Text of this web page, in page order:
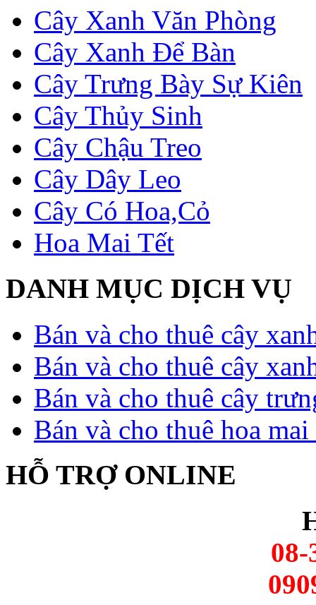
Cây Xanh Văn Phòng
Cây Xanh Để Bàn
Cây Trưng Bày Sự Kiên
Cây Thủy Sinh
Cây Chậu Treo
Cây Dây Leo
Cây Có Hoa,Cỏ
Hoa Mai Tết
DANH MỤC DỊCH VỤ
Bán và cho thuê cây
Bán và cho thuê cây
Bán và cho thuê cây
Bán và cho thuê hoa mai
HỖ TRỢ ONLINE
08-